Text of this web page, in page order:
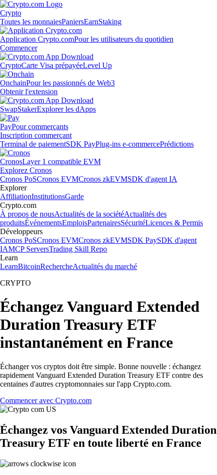
Crypto
Toutes les monnaiesPaniersEarnStaking
Application Crypto.comPour les utilisateurs du quotidien
Commencer
CryptoCarte Visa prépayéeLevel Up
OnchainPour les passionnés de Web3
Obtenir l'extension
SwapStakerExplorer les dApps
PayPour commerçants
Inscription commerçant
Terminal de paiementSDK PayPlug-ins e-commercePrédictions
CronosLayer 1 compatible EVM
Explorez Cronos
Cronos PoSCronos EVMCronos zkEVMSDK d'agent IA
Explorer
AffiliationInstitutionsGarde
Crypto.com
À propos de nousActualités de la sociétéActualités des
produitsÉvénementsEmploisPartenairesSécuritéLicences & Permis
Développeurs
Cronos PoSCronos EVMCronos zkEVMSDK PaySDK d'agent
IAMCP ServersTrading Skill Repo
Learn
LearnBitcoinRechercheActualités du marché
CRYPTO
Échangez Vanguard Extended
Duration Treasury ETF
instantanément en France
Échanger vos cryptos doit être simple. Bonne nouvelle : échangez
rapidement Vanguard Extended Duration Treasury ETF contre des
centaines d'autres cryptomonnaies sur l'app Crypto.com.
Commencer avec Crypto.com
Échangez vos Vanguard Extended Duration
Treasury ETF en toute liberté en France